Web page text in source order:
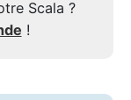
Scala ?
!